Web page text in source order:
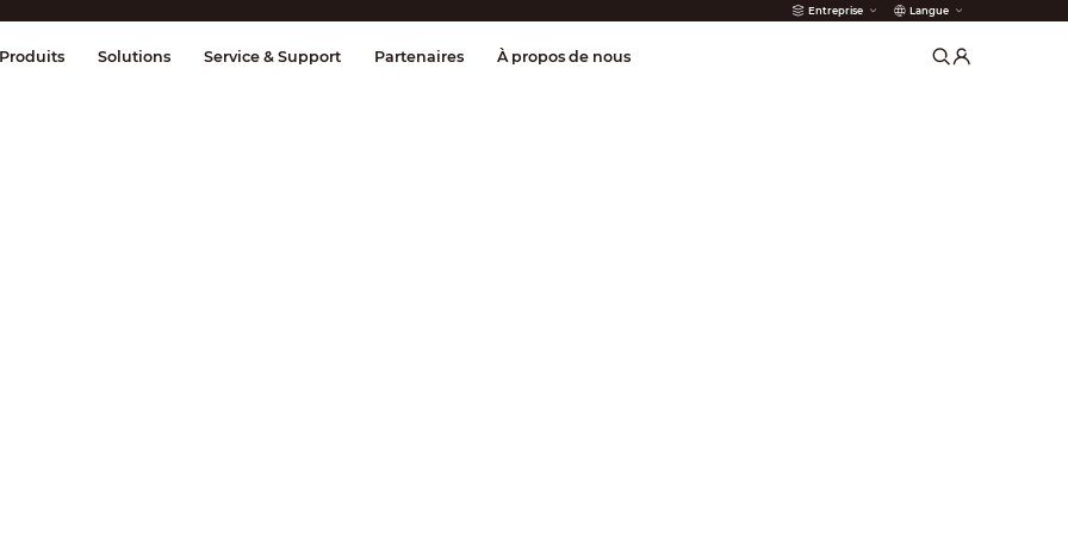
Entreprise Langue
& Contrôle Transmission Détection incendie
Produits Solutions Service & Support Partenaires À propos de nous